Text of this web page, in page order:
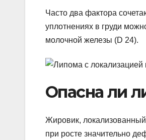
Часто два фактора
уплотнениях в груди
молочной железы (D 24).
Опасна ли
Жировик,
при росте значительно